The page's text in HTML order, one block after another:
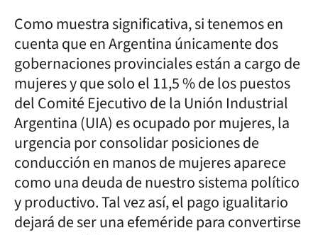
Como muestra significativa, si tenemos en
cuenta que en Argentina únicamente dos
gobernaciones provinciales están a cargo de
mujeres y que solo el 11,5 % de los puestos
del Comité Ejecutivo de la Unión Industrial
Argentina (UIA) es ocupado por mujeres, la
urgencia por consolidar posiciones de
conducción en manos de mujeres aparece
como una deuda de nuestro sistema político
y productivo. Tal vez así, el pago igualitario
dejará de ser una efeméride para convertirse